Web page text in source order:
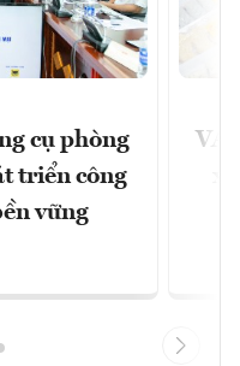
cụ phòng
triển công
vững